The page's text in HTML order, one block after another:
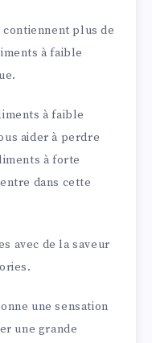
plus de
à faible
à faible
aider à perdre
à forte
dans cette
avec de la saveur
une sensation
une grande